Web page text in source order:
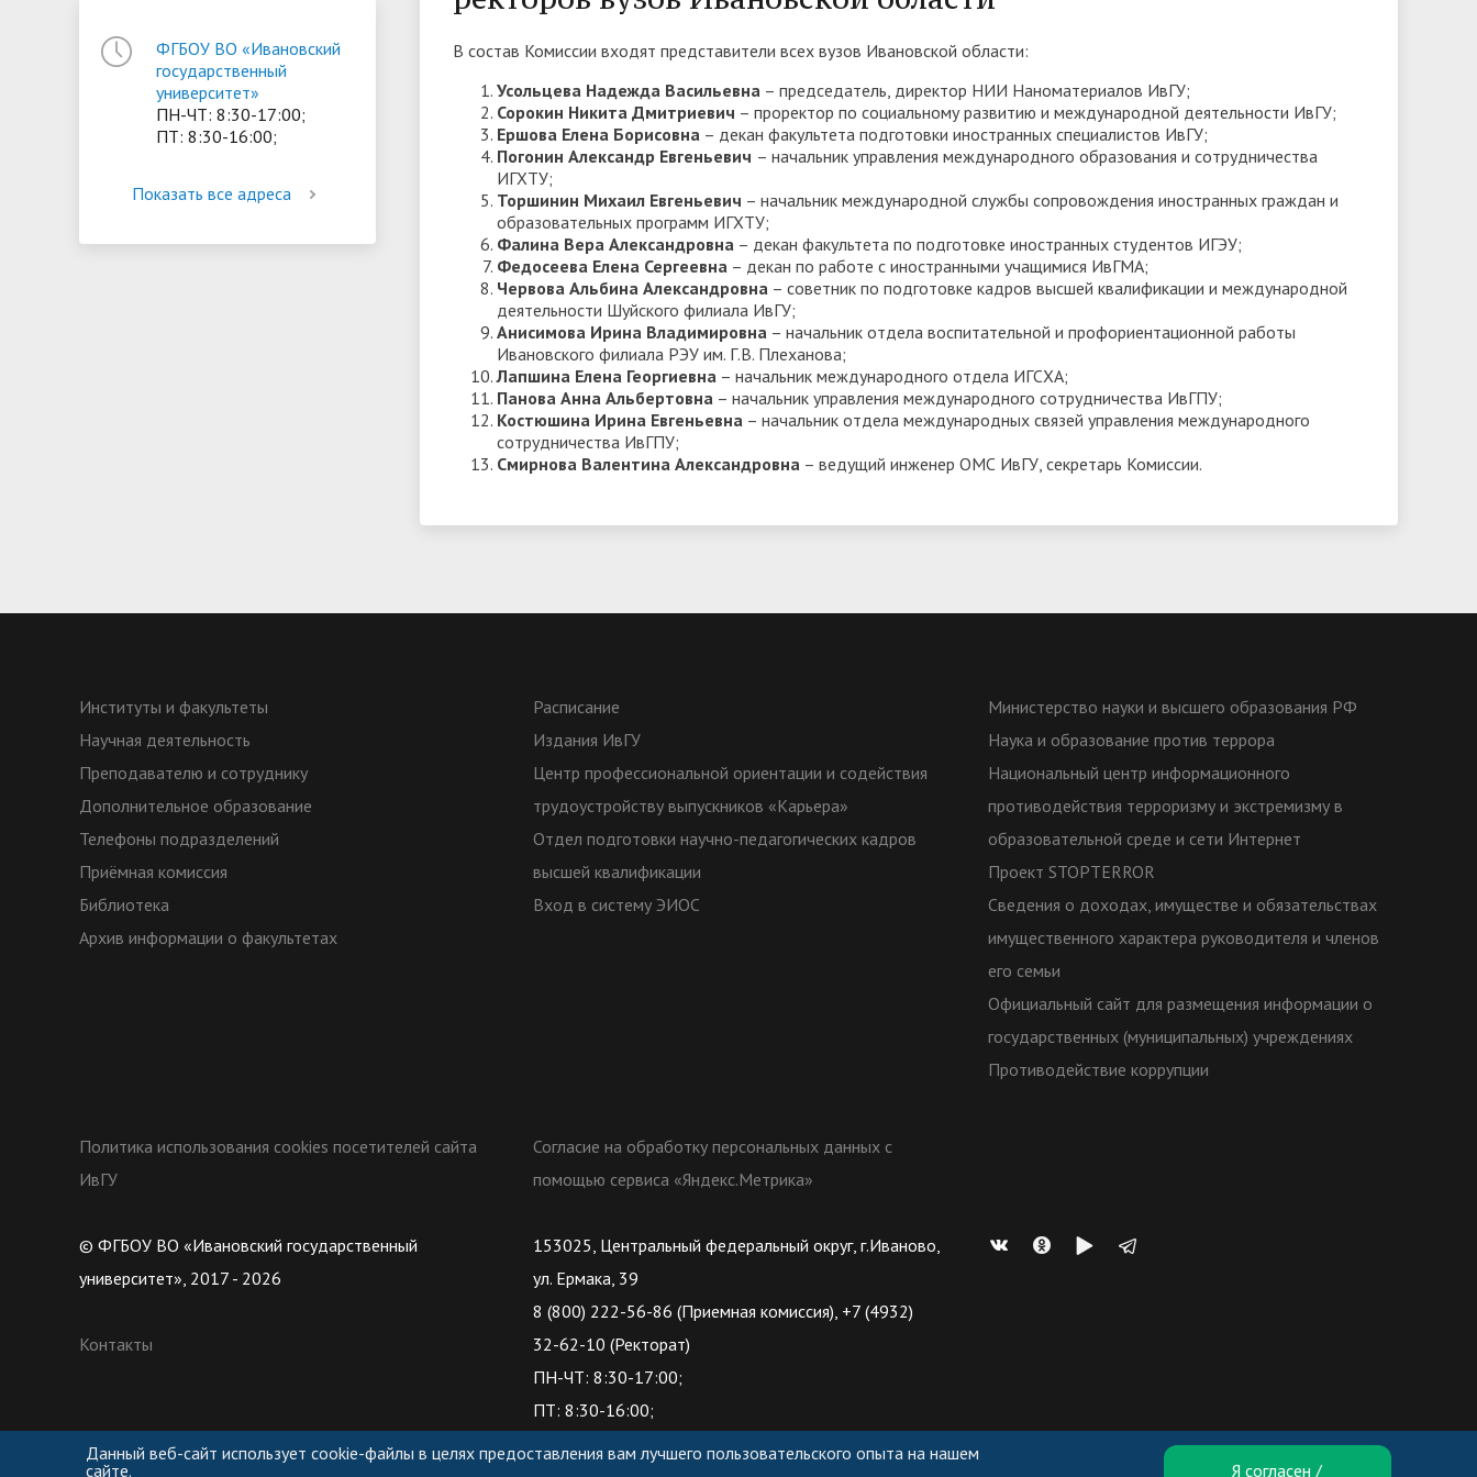
университет»
• Конкурсы на замещение
• Брендбук • Вход в систему ЭИОС
• Центр тестирования
иностранных граждан ИвГУ
• Вход в корпоративную почту
• Федеральный проект
«Содействие занятости»
• Совет ректоров
«Карьера»
• Олимпиада "Большие надежды
малых городов"
ориентации и содействия
трудоустройству выпускников
«Карьера»
иностранных студентов
финансового просвещения ИвГУ
• Платные образовательные услуги
• Стипендии и меры поддержки
обучающихся
• Платные образовательные услуги • Финансово-хозяйственная
деятельность
(перевода)
• Абитуриенту
• Международное сотрудничество • Внутренняя система оценки
качества образования
• Руководство
• Педагогический состав
образовательной организации
ФГБОУ ВО «Ивановский
государственный
университет»
ПН-ЧТ: 8:30-17:00;
ПТ: 8:30-16:00;
Показать все адреса
В состав Комиссии входят представители всех вузов Ивановской области:
Усольцева Надежда Васильевна – председатель, директор НИИ Наноматериалов ИвГУ;
Сорокин Никита Дмитриевич – проректор по социальному развитию и международной деятельности ИвГУ;
Ершова Елена Борисовна – декан факультета подготовки иностранных специалистов ИвГУ;
Погонин Александр Евгеньевич – начальник управления международного образования и сотрудничества
ИГХТУ;
Торшинин Михаил Евгеньевич – начальник международной службы сопровождения иностранных граждан и
образовательных программ ИГХТУ;
Фалина Вера Александровна – декан факультета по подготовке иностранных студентов ИГЭУ;
Федосеева Елена Сергеевна – декан по работе с иностранными учащимися ИвГМА;
Червова Альбина Александровна – советник по подготовке кадров высшей квалификации и международной
деятельности Шуйского филиала ИвГУ;
Анисимова Ирина Владимировна – начальник отдела воспитательной и профориентационной работы
Ивановского филиала РЭУ им. Г.В. Плеханова;
Лапшина Елена Георгиевна – начальник международного отдела ИГСХА;
Панова Анна Альбертовна – начальник управления международного сотрудничества ИвГПУ;
Костюшина Ирина Евгеньевна – начальник отдела международных связей управления международного
сотрудничества ИвГПУ;
Смирнова Валентина Александровна – ведущий инженер ОМС ИвГУ, секретарь Комиссии.
Институты и факультеты
Научная деятельность
Преподавателю и сотруднику
Дополнительное образование
Телефоны подразделений
Приёмная комиссия
Библиотека
Архив информации о факультетах
Расписание
Издания ИвГУ
Центр профессиональной ориентации и содействия
трудоустройству выпускников «Карьера»
Отдел подготовки научно-педагогических кадров
высшей квалификации
Вход в систему ЭИОС
Министерство науки и высшего образования РФ
Наука и образование против террора
Национальный центр информационного
противодействия терроризму и экстремизму в
образовательной среде и сети Интернет
Проект STOPTERROR
Сведения о доходах, имуществе и обязательствах
имущественного характера руководителя и членов
его семьи
Официальный сайт для размещения информации о
государственных (муниципальных) учреждениях
Противодействие коррупции
Политика использования cookies посетителей сайта
ИвГУ
Согласие на обработку персональных данных с
помощью сервиса «Яндекс.Метрика»
© ФГБОУ ВО «Ивановский государственный
университет», 2017 - 2026
Контакты
153025, Центральный федеральный округ, г.Иваново,
ул. Ермака, 39
8 (800) 222-56-86 (Приемная комиссия), +7 (4932)
32-62-10 (Ректорат)
ПН-ЧТ: 8:30-17:00;
ПТ: 8:30-16:00;
Данный веб-сайт использует cookie-файлы в целях предоставления вам лучшего пользовательского опыта на нашем
сайте.
Я согласен /